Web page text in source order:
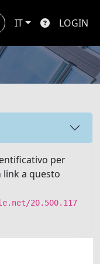
IT LOGIN
per
link a questo
20.500.117